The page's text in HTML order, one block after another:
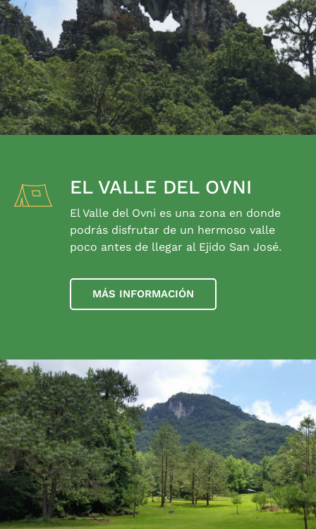
EL VALLE DEL OVNI
El Valle del Ovni es una zona en donde
podrás disfrutar de un hermoso valle
poco antes de llegar al Ejido San José.
MÁS INFORMACIÓN